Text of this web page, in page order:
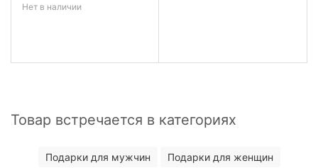
Нет в наличии
Товар встречается в категориях
Подарки для мужчин Подарки для женщин